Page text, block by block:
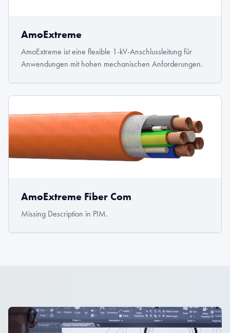
AmoExtreme
AmoExtreme ist eine flexible 1-kV-Anschlussleitung für
Anwendungen mit hohen mechanischen Anforderungen.
AmoExtreme Fiber Com
Missing Description in PIM.